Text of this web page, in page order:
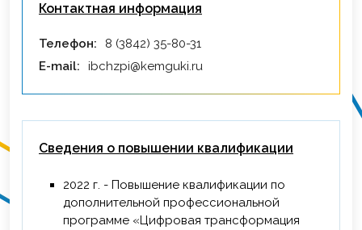
Контактная информация
Телефон:
8 (3842) 35-80-31
E-mail:
ibchzpi@kemguki.ru
Сведения о повышении квалификации
2022 г. - Повышение квалификации по
дополнительной профессиональной
программе «Цифровая трансформация